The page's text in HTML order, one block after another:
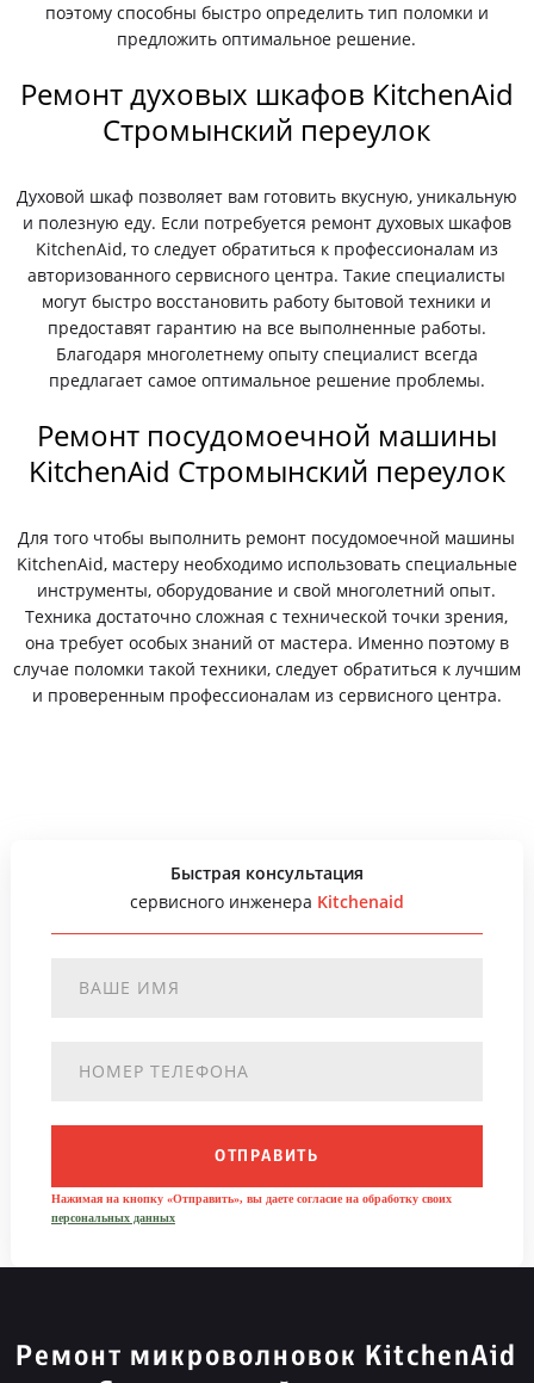
поэтому способны быстро определить тип поломки и
предложить оптимальное решение.
Ремонт духовых шкафов KitchenAid
Стромынский переулок
Духовой шкаф позволяет вам готовить вкусную, уникальную
и полезную еду. Если потребуется ремонт духовых шкафов
KitchenAid, то следует обратиться к профессионалам из
авторизованного сервисного центра. Такие специалисты
могут быстро восстановить работу бытовой техники и
предоставят гарантию на все выполненные работы.
Благодаря многолетнему опыту специалист всегда
предлагает самое оптимальное решение проблемы.
Ремонт посудомоечной машины
KitchenAid Стромынский переулок
Для того чтобы выполнить ремонт посудомоечной машины
KitchenAid, мастеру необходимо использовать специальные
инструменты, оборудование и свой многолетний опыт.
Техника достаточно сложная с технической точки зрения,
она требует особых знаний от мастера. Именно поэтому в
случае поломки такой техники, следует обратиться к лучшим
и проверенным профессионалам из сервисного центра.
Быстрая консультация
сервисного инженера Kitchenaid
ОТПРАВИТЬ
Нажимая на кнопку «Отправить», вы даете согласие на обработку своих
персональных данных
Ремонт микроволновок KitchenAid